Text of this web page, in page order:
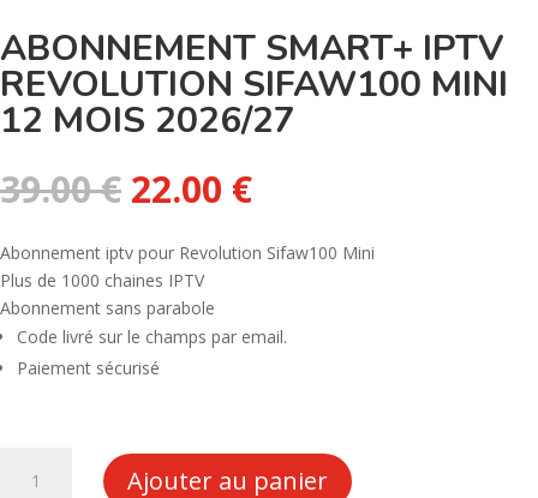
ABONNEMENT SMART+ IPTV
REVOLUTION SIFAW100 MINI
12 MOIS 2026/27
39.00€ Le
prix
initial
était :
39.00 €.
22.00 €Le
actuel
est :
Abonnement iptv pour Revolution Sifaw100 Mini
Plus de 1000 chaines IPTV
Abonnement sans parabole
Code livré sur le champs par email.
Paiement sécurisé
Ajouter au panier